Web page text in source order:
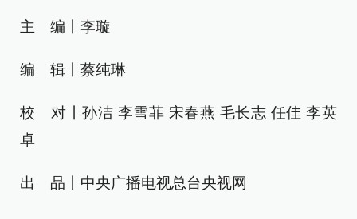
主 编丨李璇
编 辑丨蔡纯琳
校 对丨孙洁 李雪菲 宋春燕 毛长志 任佳 李英
卓
出 品丨中央广播电视总台央视网